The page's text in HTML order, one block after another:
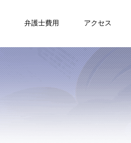
弁護士費用 アクセス